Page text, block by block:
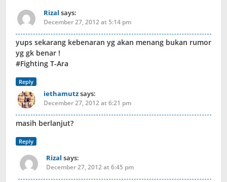
Rizal says:
December 27, 2012 at 5:14 pm
yups sekarang kebenaran yg akan menang bukan rumor
yg gk benar !
#Fighting T-Ara
Reply
iethamutzsays:
December 27, 2012 at 6:21 pm
masih berlanjut?
Reply
Rizal says:
December 27, 2012 at 6:45 pm